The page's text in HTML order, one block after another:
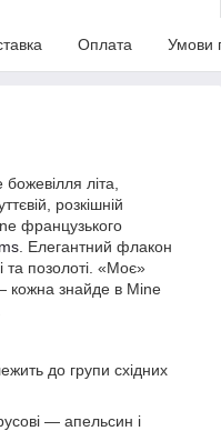
Оплата Умови
літа,
розкішній
французького
. Елегантний флакон
та позолоті. «Моє»
кожна знайде в Mine
до групи східних
— апельсин і